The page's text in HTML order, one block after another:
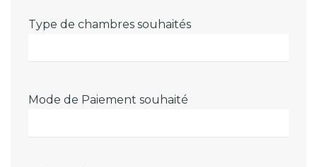
Type de chambres souhaités
Mode de Paiement souhaité